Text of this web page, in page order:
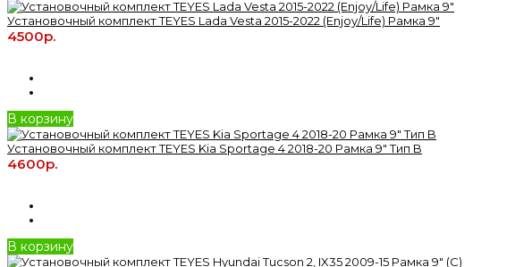
Установочный комплект TEYES Lada Vesta 2015-2022 (Enjoy/Life) Рамка 9"
4500р.
В корзину
Установочный комплект TEYES Kia Sportage 4 2018-20 Рамка 9" Тип B
4600р.
В корзину